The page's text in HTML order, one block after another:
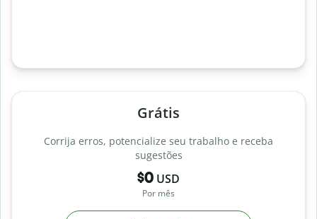
Grátis
Corrija erros, potencialize seu trabalho e receba
sugestões
$0 USD
Por mês